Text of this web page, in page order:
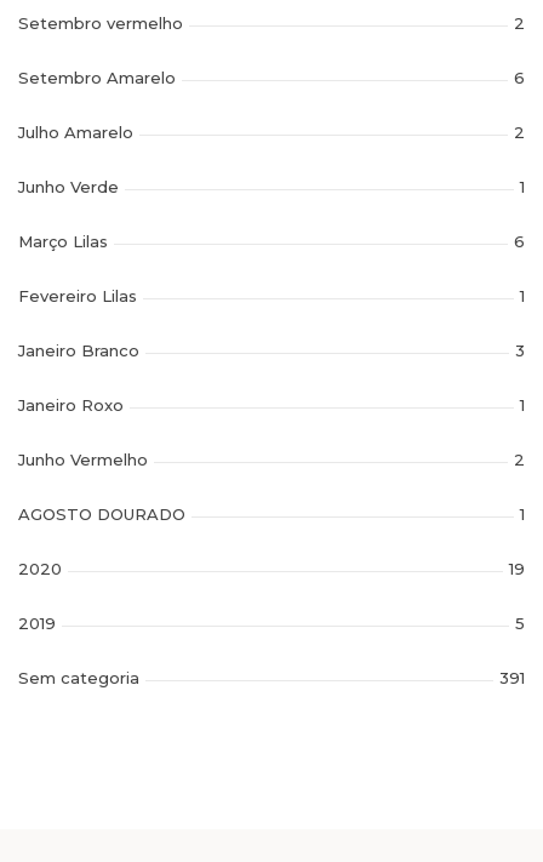
Setembro vermelho 2
Setembro Amarelo 6
Julho Amarelo 2
Junho Verde 1
Março Lilas 6
Fevereiro Lilas 1
Janeiro Branco 3
Janeiro Roxo 1
Junho Vermelho 2
AGOSTO DOURADO 1
2020 19
2019 5
Sem categoria 391